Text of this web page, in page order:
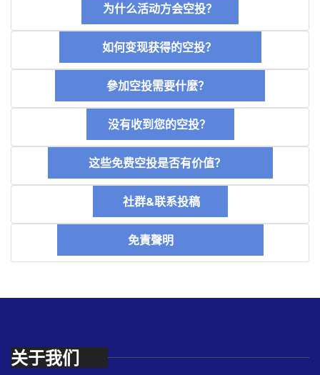
为什么活动方会空投？
如何变现获得的空投？
參加空投需要什麼？
没有收到您的空投？
这些免费空投是否有价值？
社群&联系投稿
免責聲明
关于我们